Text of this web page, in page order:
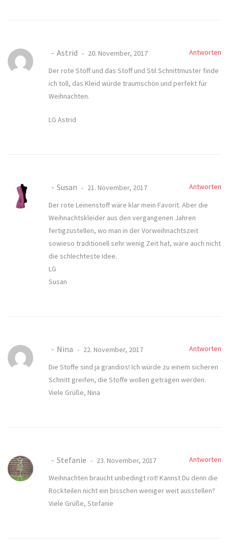
Astrid 20. November, 2017
Antworten
Der rote Stoff und das Stoff und Stil Schnittmuster finde
ich toll, das Kleid würde traumschön und perfekt für
Weihnachten.
LG Astrid
Susan 21. November, 2017
Antworten
Der rote Leinenstoff wäre klar mein Favorit. Aber die
Weihnachtskleider aus den vergangenen Jahren
fertigzustellen, wo man in der Vorweihnachtszeit
sowieso traditionell sehr wenig Zeit hat, wäre auch nicht
die schlechteste Idee.
LG
Susan
Nina 22. November, 2017
Antworten
Die Stoffe sind ja grandios! Ich würde zu einem sicheren
Schnitt greifen, die Stoffe wollen getragen werden.
Viele Grüße, Nina
Stefanie 23. November, 2017
Antworten
Weihnachten braucht unbedingt rot! Kannst Du denn die
Rockteilen nicht ein bisschen weniger weit ausstellen?
Viele Grüße, Stefanie